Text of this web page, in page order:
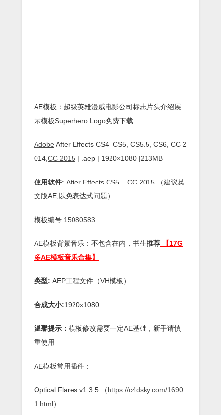
AE模板：超级英雄漫威电影公司标志片头介绍展
示模板Superhero Logo免费下载
Adobe After Effects CS4, CS5, CS5.5, CS6, CC 2
014, CC 2015 | .aep | 1920×1080 |213MB
使用软件: After Effects CS5 – CC 2015 （建议英
文版AE,以免表达式问题）
模板编号:15080583
AE模板背景音乐：不包含在内，书生推荐 【17G
多AE模板音乐合集】
类型: AEP工程文件（VH模板）
合成大小:1920x1080
温馨提示： 模板修改需要一定AE基础，新手请慎
重使用
AE模板常用插件：
Optical Flares v1.3.5 （https://c4dsky.com/1690
1.html）